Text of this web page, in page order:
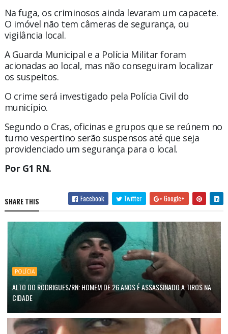
Na fuga, os criminosos ainda levaram um capacete.
O imóvel não tem câmeras de segurança, ou
vigilância local.
A Guarda Municipal e a Polícia Militar foram
acionadas ao local, mas não conseguiram localizar
os suspeitos.
O crime será investigado pela Polícia Civil do
município.
Segundo o Cras, oficinas e grupos que se reúnem no
turno vespertino serão suspensos até que seja
providenciado um segurança para o local.
Por G1 RN.
SHARE THIS Facebook Twitter Google+
POLÍCIA
ALTO DO RODRIGUES/RN: HOMEM DE 26 ANOS É ASSASSINADO A TIROS NA
CIDADE